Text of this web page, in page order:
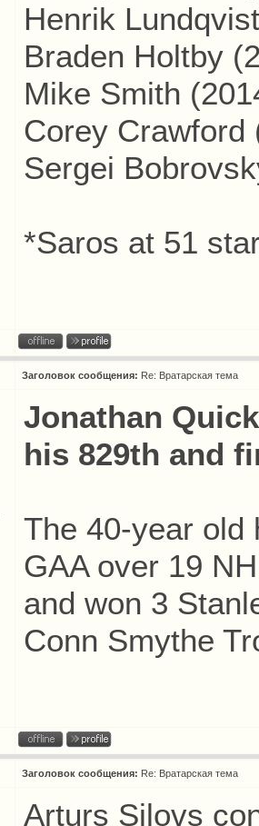
Henrik
Braden Holtby
Mike Smith
Corey Crawford
Sergei
*Saros at 51
Заголовок сообщения: Re: Вратарская тема
Jonathan
his 829th and
The 40-year old
GAA over 19
and won 3
Conn Smythe
Заголовок сообщения: Re: Вратарская тема
Arturs Silovs